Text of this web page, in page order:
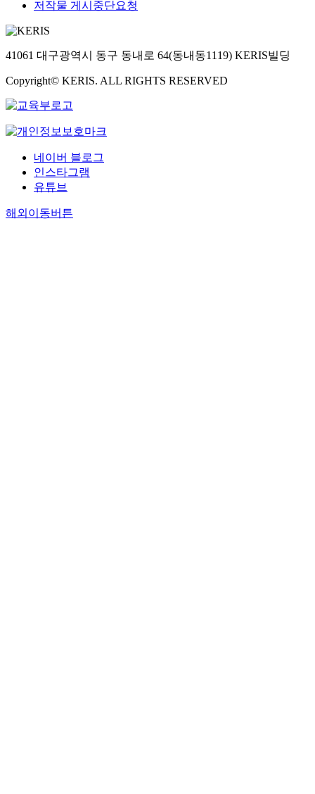
저작물 게시중단요청
41061 대구광역시 동구 동내로 64(동내동1119) KERIS빌딩
Copyright© KERIS. ALL RIGHTS RESERVED
네이버 블로그
인스타그램
유튜브
해외이동버튼